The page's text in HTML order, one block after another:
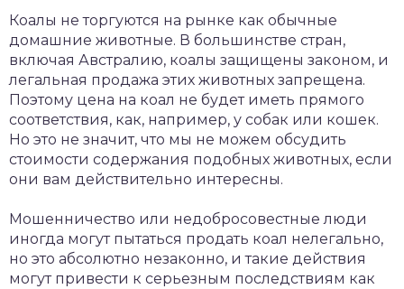
Коалы не торгуются на рынке как обычные
домашние животные. В большинстве стран,
включая Австралию, коалы защищены законом, и
легальная продажа этих животных запрещена.
Поэтому цена на коал не будет иметь прямого
соответствия, как, например, у собак или кошек.
Но это не значит, что мы не можем обсудить
стоимости содержания подобных животных, если
они вам действительно интересны.
Мошенничество или недобросовестные люди
иногда могут пытаться продать коал нелегально,
но это абсолютно незаконно, и такие действия
могут привести к серьезным последствиям как